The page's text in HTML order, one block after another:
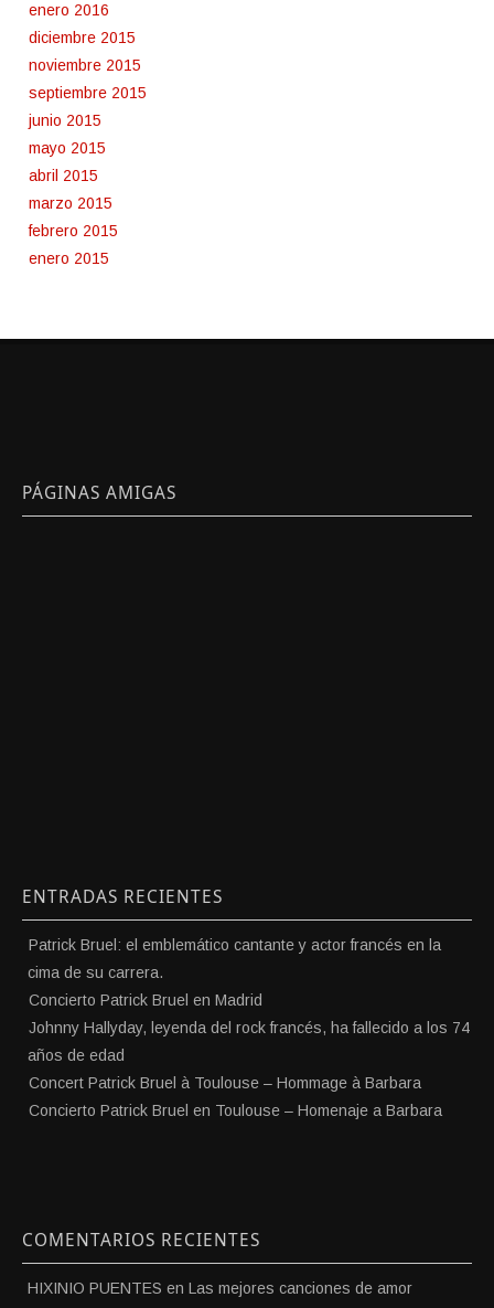
enero 2016
diciembre 2015
noviembre 2015
septiembre 2015
junio 2015
mayo 2015
abril 2015
marzo 2015
febrero 2015
enero 2015
PÁGINAS AMIGAS
ENTRADAS RECIENTES
Patrick Bruel: el emblemático cantante y actor francés en la
cima de su carrera.
Concierto Patrick Bruel en Madrid
Johnny Hallyday, leyenda del rock francés, ha fallecido a los 74
años de edad
Concert Patrick Bruel à Toulouse – Hommage à Barbara
Concierto Patrick Bruel en Toulouse – Homenaje a Barbara
COMENTARIOS RECIENTES
HIXINIO PUENTES en Las mejores canciones de amor